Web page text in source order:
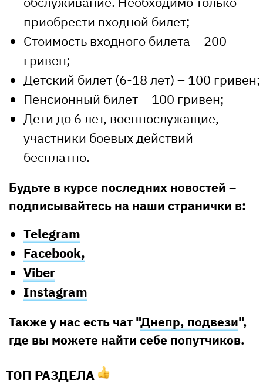
приобрести входной билет;
Стоимость входного билета – 200
гривен;
Детский билет (6-18 лет) – 100 гривен;
Пенсионный билет – 100 гривен;
Дети до 6 лет, военнослужащие,
участники боевых действий –
бесплатно.
Будьте в курсе последних новостей –
подписывайтесь на наши странички в:
Telegram
Facebook,
Viber
Instagram
Также у нас есть чат "Днепр, подвези",
где вы можете найти себе попутчиков.
ТОП РАЗДЕЛА